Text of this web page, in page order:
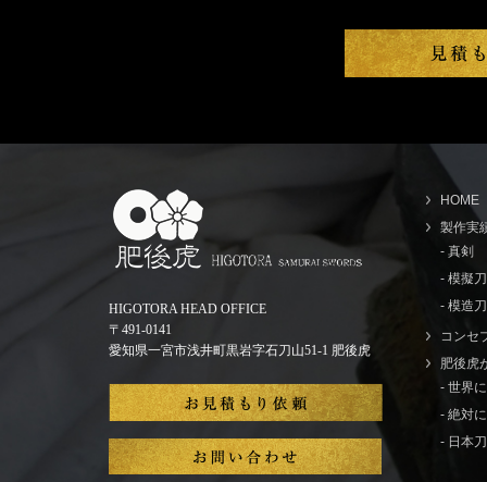
HIGOTORA HEAD OFFICE
〒491-0141
愛知県一宮市浅井町黒岩字石刀山51-1 肥後虎
HOME
製作実
- 真剣
- 模擬
- 模造刀
コンセ
肥後虎
- 世界
- 絶対
- 日本